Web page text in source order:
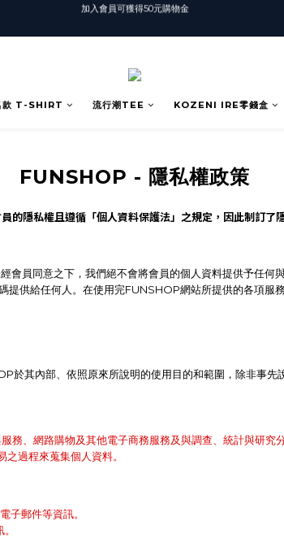
款 T-SHIRT 流行潮TEE KOZENI IRE零錢盒
FUNSHOP - 隱私權政策
私權且遵循「個人資料保護法」之規定，因此制訂了隱
會員同意之下，我們絕不會將會員的個人資料提供予任何
提供給任何人。在使用完FUNSHOP網站所提供的各項服
於其內部、依照原來所說明的使用目的和範圍，除非事
務、網路購物及其他電子商務服務及與調查、統計與研
過程來蒐集個人資料。
子郵件等資訊。